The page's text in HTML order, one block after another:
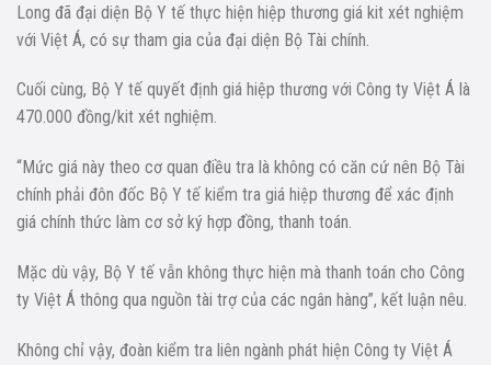
Long đã đại diện Bộ Y tế thực hiện hiệp thương giá kit xét nghiệm
với Việt Á, có sự tham gia của đại diện Bộ Tài chính.
Cuối cùng, Bộ Y tế quyết định giá hiệp thương với Công ty Việt Á là
470.000 đồng/kit xét nghiệm.
“Mức giá này theo cơ quan điều tra là không có căn cứ nên Bộ Tài
chính phải đôn đốc Bộ Y tế kiểm tra giá hiệp thương để xác định
giá chính thức làm cơ sở ký hợp đồng, thanh toán.
Mặc dù vậy, Bộ Y tế vẫn không thực hiện mà thanh toán cho Công
ty Việt Á thông qua nguồn tài trợ của các ngân hàng”, kết luận nêu.
Không chỉ vậy, đoàn kiểm tra liên ngành phát hiện Công ty Việt Á